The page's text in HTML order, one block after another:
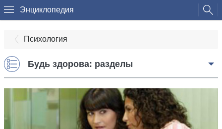
Энциклопедия
Психология
Будь здорова: разделы